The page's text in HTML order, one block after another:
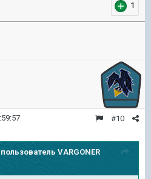
1
#10
VARGONER